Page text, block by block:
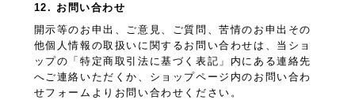
12. お問い合わせ
開示等のお申出、ご意見、ご質問、苦情のお申出その
他個人情報の取扱いに関するお問い合わせは、当ショ
ップの「特定商取引法に基づく表記」内にある連絡先
へご連絡いただくか、ショップページ内のお問い合わ
せフォームよりお問い合わせください。